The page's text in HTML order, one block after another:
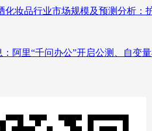
化妆品行业市场规模及预测分析
阿里“千问办公”开启公测、自变